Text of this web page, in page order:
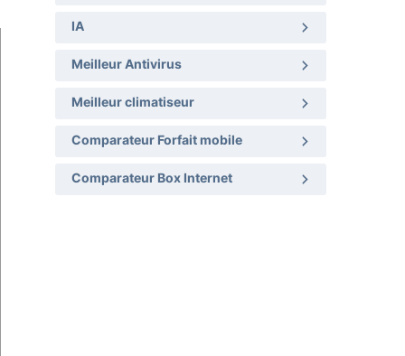
IA
Meilleur Antivirus
Meilleur climatiseur
Comparateur Forfait mobile
Comparateur Box Internet